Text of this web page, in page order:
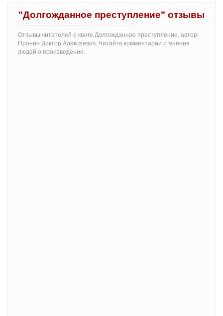
"Долгожданное преступление" отзывы
Отзывы читателей о книге Долгожданное преступление, автор:
Пронин Виктор Алексеевич. Читайте комментарии и мнения
людей о произведении.